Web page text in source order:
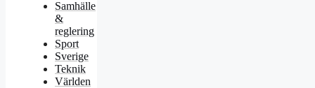
Samhälle
&
reglering
Sport
Sverige
Teknik
Världen